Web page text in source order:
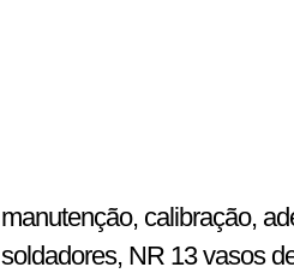
calibração,
NR 13 vasos